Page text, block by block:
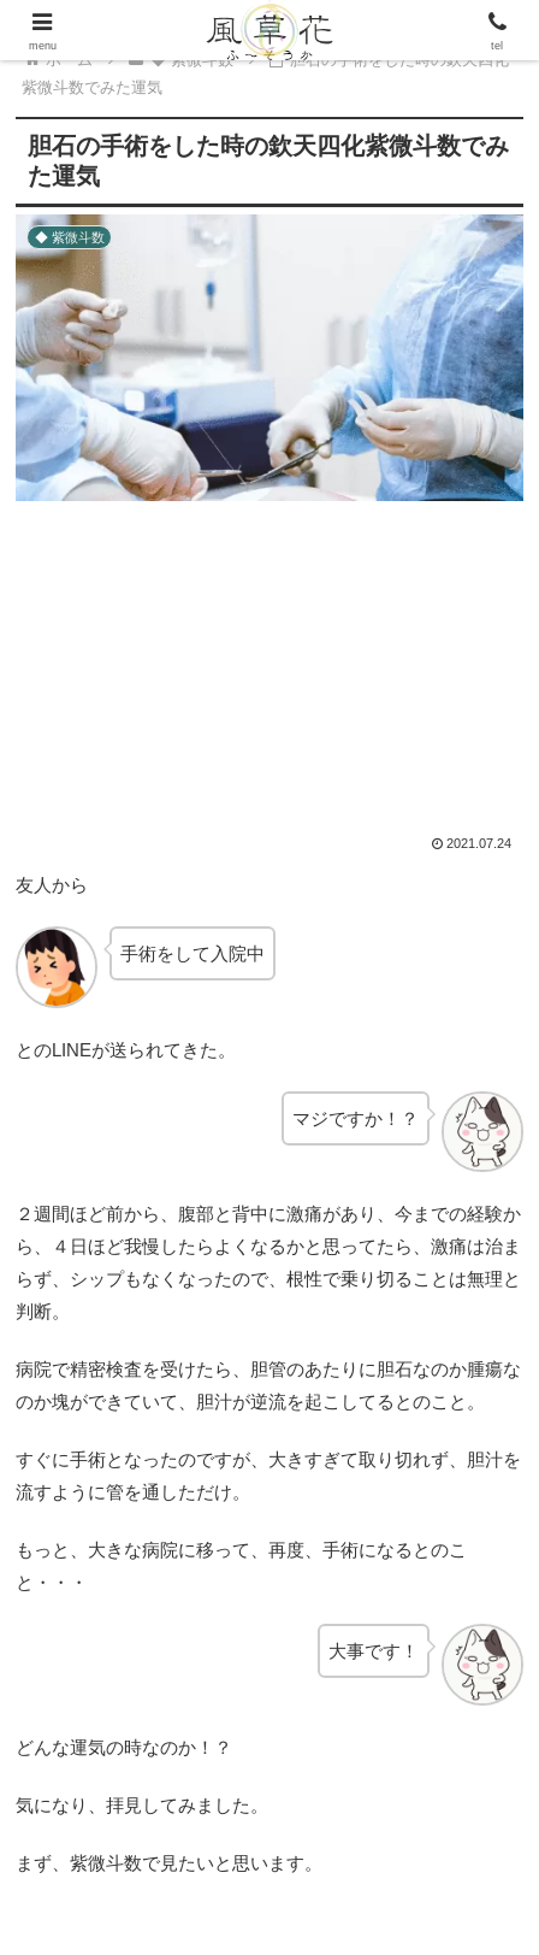
ホーム ◆ 紫微斗数
胆石の手術をした時の欽天四化
紫微斗数でみた運気
胆石の手術をした時の欽天四化紫微斗数でみ
た運気
◆ 紫微斗数
2021.07.24
友人から
手術をして入院中
とのLINEが送られてきた。
マジですか！？
２週間ほど前から、腹部と背中に激痛があり、今までの経験か
ら、４日ほど我慢したらよくなるかと思ってたら、激痛は治ま
らず、シップもなくなったので、根性で乗り切ることは無理と
判断。
病院で精密検査を受けたら、胆管のあたりに胆石なのか腫瘍な
のか塊ができていて、胆汁が逆流を起こしてるとのこと。
すぐに手術となったのですが、大きすぎて取り切れず、胆汁を
流すように管を通しただけ。
もっと、大きな病院に移って、再度、手術になるとのこ
と・・・
大事です！
どんな運気の時なのか！？
気になり、拝見してみました。
まず、紫微斗数で見たいと思います。
menu tel